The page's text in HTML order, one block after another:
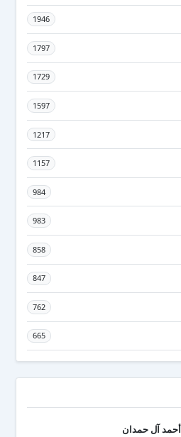
1946
1797
1729
1597
1217
1157
984
983
858
847
762
665